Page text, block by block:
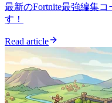
最新のFortnite最強編集
す！
Read article